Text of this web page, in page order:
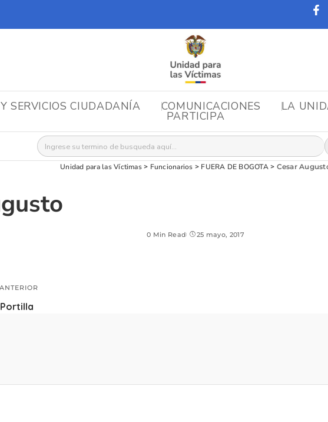
SERVICIOS CIUDADANÍA COMUNICACIONES LA
PARTICIPA
Buscar:
Unidad para las Víctimas> Funcionarios > FUERA DE BOGOTA> Cesar
0 Min Read 25 mayo, 2017